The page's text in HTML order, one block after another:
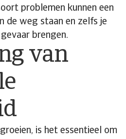
problemen kunnen een
de weg staan en zelfs je
brengen.
van
is het essentieel om